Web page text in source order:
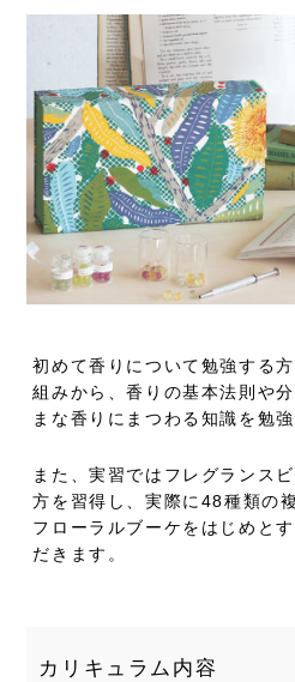
初めて香りについて勉強する方
組みから、香りの基本法則や分
まな香りにまつわる知識を勉
また、実習ではフレグランス
方を習得し、実際に48種類の
フローラルブーケをはじめと
だきます。
カリキュラム内容